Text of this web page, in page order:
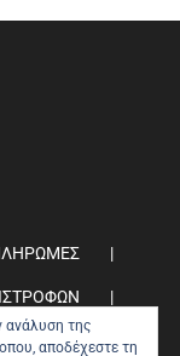
0
ανάλυση της
αποδέχεστε τη